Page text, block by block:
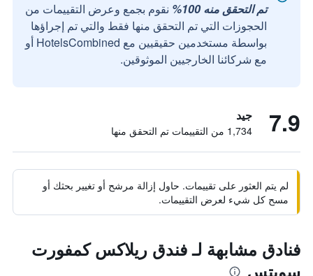
تم التحقق منه 100%
نقوم بجمع وعرض التقييمات من
الحجوزات التي تم التحقق منها فقط والتي تم إجراؤها
بواسطة مستخدمين حقيقيين مع HotelsCombined أو
مع شركائنا الخارجيين الموثوقين.
7.9 جيد
1,734 من التقييمات تم التحقق منها
لم يتم العثور على تقييمات. حاول إزالة مرشح أو تغيير بحثك أو
مسح كل شيء لعرض التقييمات.
فنادق مشابهة لـ فندق ريلاكس كمفورت
سويتس